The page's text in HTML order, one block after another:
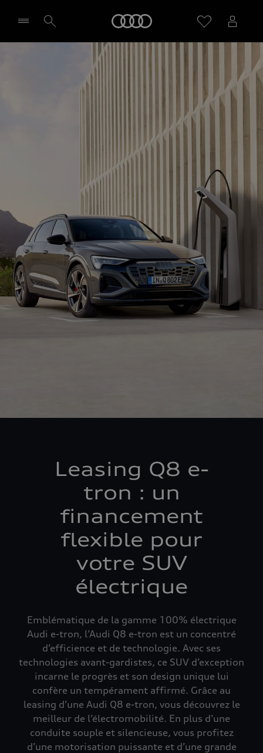
Sélectionner un Partenaire
Leasing Q8 e-
tron : un
financement
flexible pour
votre SUV
électrique
Emblématique de la gamme 100% électrique
Audi e-tron, l’Audi Q8 e-tron est un concentré
d’efficience et de technologie. Avec ses
technologies avant-gardistes, ce SUV d’exception
incarne le progrès et son design unique lui
confère un tempérament affirmé. Grâce au
leasing d’une Audi Q8 e-tron, vous découvrez le
meilleur de l’électromobilité. En plus d’une
conduite souple et silencieuse, vous profitez
d’une motorisation puissante et d’une grande